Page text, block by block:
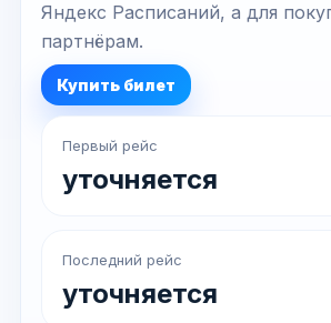
Яндекс Расписаний, а для
партнёрам.
Купить билет
Первый рейс
уточняется
Последний рейс
уточняется